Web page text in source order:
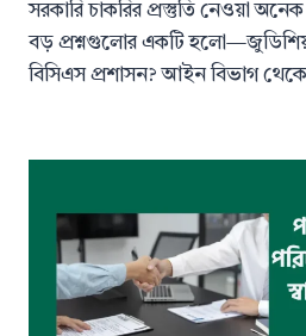
সরকারি চাকরির প্রস্তুতি নেওয়া অনেক
বড় প্রশ্নগুলোর একটি
বিসিএস প্রশাসন? আইন বিভাগ